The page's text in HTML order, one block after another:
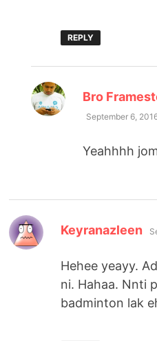
REPLY
Bro
September 6,
Yeahhhh
Keyranazleen
Hehee yeayy.
ni. Hahaa. Nnti
badminton lak